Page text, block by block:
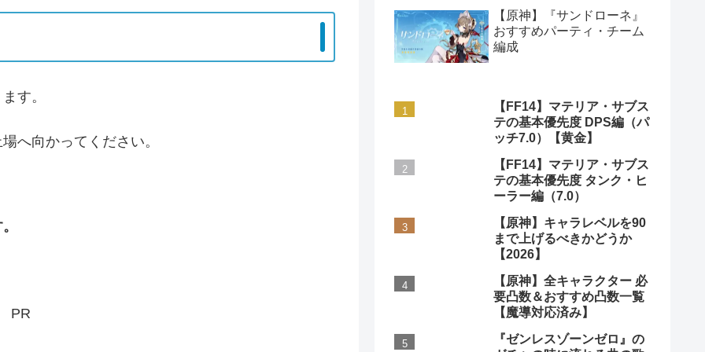
す。
へ向かってください。
PR
【原神】『サンドローネ』
おすすめパーティ・チーム
編成
【FF14】マテリア・サブス
テの基本優先度 DPS編（パ
ッチ7.0）【黄金】
【FF14】マテリア・サブス
テの基本優先度 タンク・ヒ
ーラー編（7.0）
【原神】キャラレベルを90
まで上げるべきかどうか
【2026】
【原神】全キャラクター 必
要凸数＆おすすめ凸数一覧
【魔導対応済み】
『ゼンレスゾーンゼロ』の